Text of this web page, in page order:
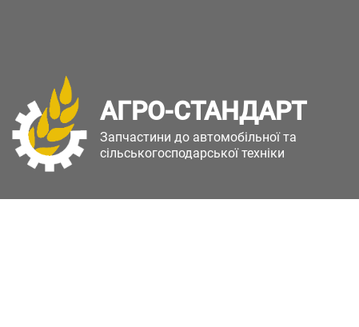
АГРО-СТАНДАРТ
Запчастини до автомобільної та
сільськогосподарської техніки